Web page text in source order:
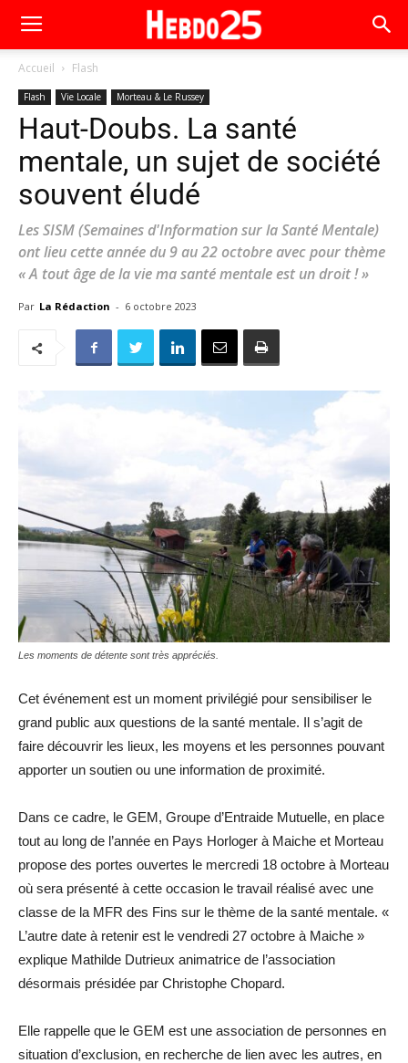
Accueil Flash
Flash Vie Locale Morteau & Le Russey
Haut-Doubs. La santé
mentale, un sujet de société
souvent éludé
Les SISM (Semaines d'Information sur la Santé Mentale)
ont lieu cette année du 9 au 22 octobre avec pour thème
« A tout âge de la vie ma santé mentale est un droit ! »
Par La Rédaction - 6 octobre 2023
Les moments de détente sont très appréciés.
Cet événement est un moment privilégié pour sensibiliser le
grand public aux questions de la santé mentale. Il s’agit de
faire découvrir les lieux, les moyens et les personnes pouvant
apporter un soutien ou une information de proximité.
Dans ce cadre, le GEM, Groupe d’Entraide Mutuelle, en place
tout au long de l’année en Pays Horloger à Maiche et Morteau
propose des portes ouvertes le mercredi 18 octobre à Morteau
où sera présenté à cette occasion le travail réalisé avec une
classe de la MFR des Fins sur le thème de la santé mentale. «
L’autre date à retenir est le vendredi 27 octobre à Maiche »
explique Mathilde Dutrieux animatrice de l’association
désormais présidée par Christophe Chopard.
Elle rappelle que le GEM est une association de personnes en
situation d’exclusion, en recherche de lien avec les autres, en